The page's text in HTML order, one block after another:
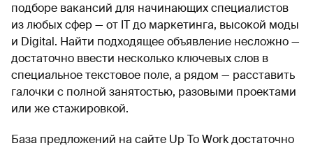
подборе вакансий для начинающих специалистов
из любых сфер — от IT до маркетинга, высокой моды
и Digital. Найти подходящее объявление несложно —
достаточно ввести несколько ключевых слов в
специальное текстовое поле, а рядом — расставить
галочки с полной занятостью, разовыми проектами
или же стажировкой.
База предложений на сайте Up To Work достаточно